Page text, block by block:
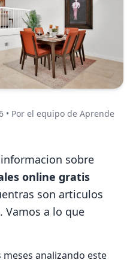
• Por el equipo de Aprende
sobre
online gratis
son articulos
Vamos a lo que
analizando este